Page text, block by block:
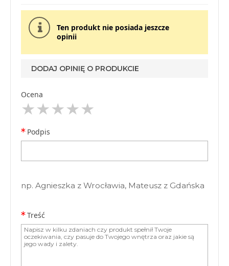
Ten produkt nie posiada jeszcze
opinii
DODAJ OPINIĘ O PRODUKCIE
Ocena
Podpis
np. Agnieszka z Wrocławia, Mateusz z Gdańska
Treść